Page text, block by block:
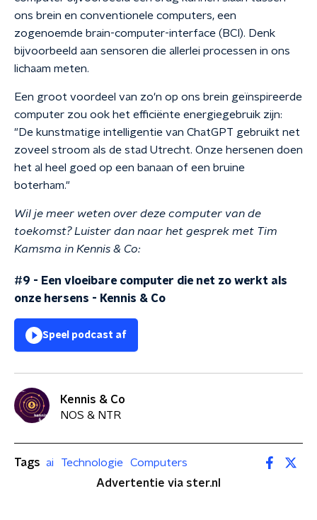
ons brein en conventionele computers, een
zogenoemde brain-computer-interface (BCI). Denk
bijvoorbeeld aan sensoren die allerlei processen in ons
lichaam meten.
Een groot voordeel van zo'n op ons brein geïnspireerde
computer zou ook het efficiënte energiegebruik zijn:
"De kunstmatige intelligentie van ChatGPT gebruikt net
zoveel stroom als de stad Utrecht. Onze hersenen doen
het al heel goed op een banaan of een bruine
boterham."
Wil je meer weten over deze computer van de
toekomst? Luister dan naar het gesprek met Tim
Kamsma in Kennis & Co:
#9 - Een vloeibare computer die net zo werkt als
onze hersens - Kennis & Co
Speel podcast af
Kennis & Co
NOS & NTR
Tags ai Technologie
Computers
Advertentie via ster.nl